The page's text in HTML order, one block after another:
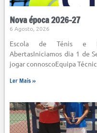
Nova época 2026-27
6 Agosto, 2026
Escola de Ténis e
AbertasIniciamos dia 1 de
jogar connoscoEquipa
Ler Mais »